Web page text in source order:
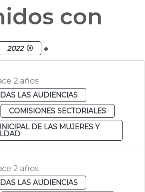
con
2022 .
2 años
LAS AUDIENCIAS
COMISIONES SECTORIALES
DE LAS MUJERES Y
2 años
LAS AUDIENCIAS